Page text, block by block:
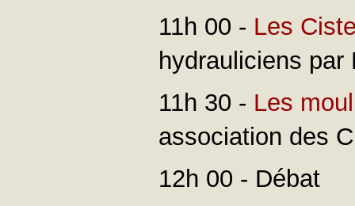
11h 00 - Les
hydrauliciens
11h 30 - Les
association des
12h 00 - Débat